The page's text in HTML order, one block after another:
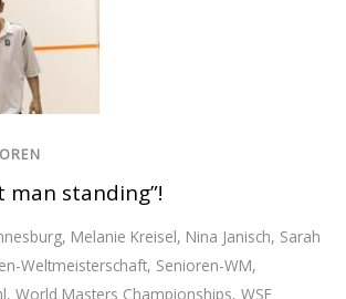
man standing”!
, Melanie Kreisel, Nina Janisch, Sarah
Weltmeisterschaft, Senioren-WM,
,World Masters Championships,WSF